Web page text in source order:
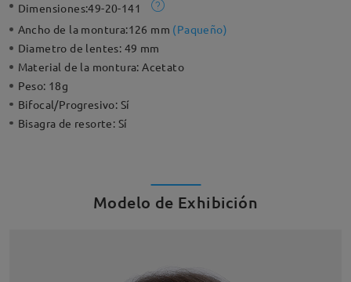
Dimensiones:49-20-141
Ancho de la montura:126 mm (Paqueño)
Diametro de lentes: 49 mm
Material de la montura:Acetato
Peso: 18g
Bifocal/Progresivo: Sí
Bisagra de resorte: Sí
Modelo de Exhibición